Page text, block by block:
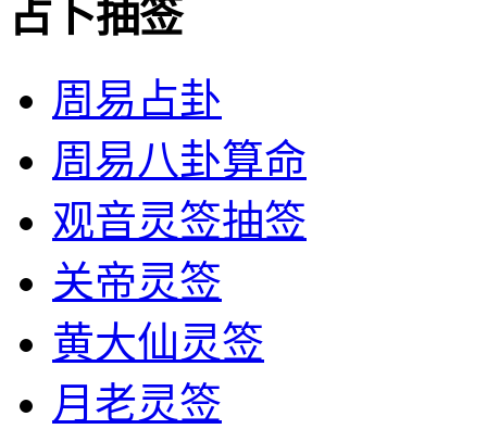
占卜抽签
周易占卦
周易八卦算命
观音灵签抽签
关帝灵签
黄大仙灵签
月老灵签